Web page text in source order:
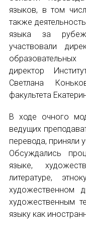
50 лет
Архив
НОВОСТИ
XIV
XV
XVI
РУССКИЙ
ПРОЕКТЫ
языков, в том
также
языка за
участвовали
директор
Светлана
факультета
В ходе очного
ведущих
перевода, приняли
Обсуждались
языке,
литературе,
художественном
художественным
языку как